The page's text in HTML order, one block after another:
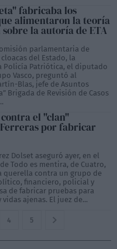
fabricaba los
alimentaron la teoría
la autoría de ETA
parlamentaria de
del Estado, la
Policía Patriótica, el diputado
Vasco, preguntó al
Blas, jefe de Asuntos
Brigada de Revisión de Casos
el "clan"
por fabricar
Dolset aseguró ayer, en el
Todo es mentira, de Cuatro,
querella contra un grupo de
financiero, policial y
de fabricar pruebas para
ajenas. El juez de...
4 5